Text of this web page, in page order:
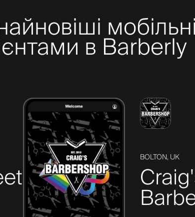
в Barberly
BOLTON, UK